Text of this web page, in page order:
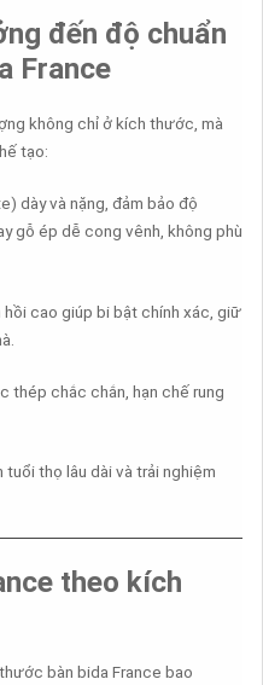
đến độ chuẩn
France
không chỉ ở kích thước, mà
tạo:
dày và nặng, đảm bảo độ
gỗ ép dễ cong vênh, không phù
hồi cao giúp bi bật chính xác, giữ
thép chắc chắn, hạn chế rung
thọ lâu dài và trải nghiệm
theo kích
bàn bida France bao